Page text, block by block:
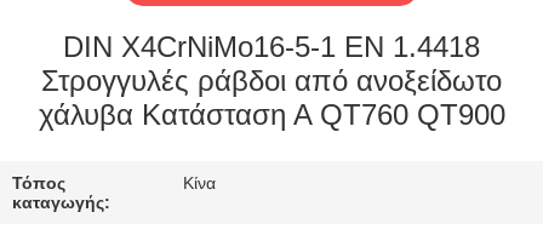
ΓΎΡΟΣ
ΕΡΓΟΣΤΑΣΊΩΝ
ΈΛΕΓΧΟΣ
DIN X4CrNiMo16-5-1 EN 1.4418
Στρογγυλές ράβδοι από ανοξείδωτο
χάλυβα Κατάσταση Α QT760 QT900
Τόπος
καταγωγής:
Κίνα